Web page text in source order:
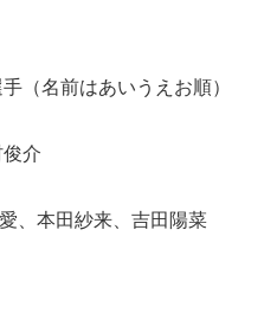
（名前はあいうえお順）
介
、本田紗来、吉田陽菜